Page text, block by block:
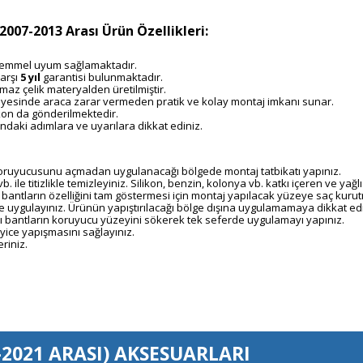
2013 Arası Ürün Özellikleri:
uyum sağlamaktadır.
5 yıl garantisi bulunmaktadır.
çelik materyalden üretilmiştir.
araca zarar vermeden pratik ve kolay montaj imkanı sunar.
da gönderilmektedir.
adımlara ve uyarılara dikkat ediniz.
açmadan uygulanacağı bölgede montaj tatbikatı yapınız.
ile titizlikle temizleyiniz. Silikon, benzin, kolonya vb. katkı içeren ve
özelliğini tam göstermesi için montaj yapılacak yüzeye saç
Ürünün yapıştırılacağı bölge dışına uygulamamaya dikkat
koruyucu yüzeyini sökerek tek seferde uygulamayı yapınız.
yapışmasını sağlayınız.
ARASI)AKSESUARLARI